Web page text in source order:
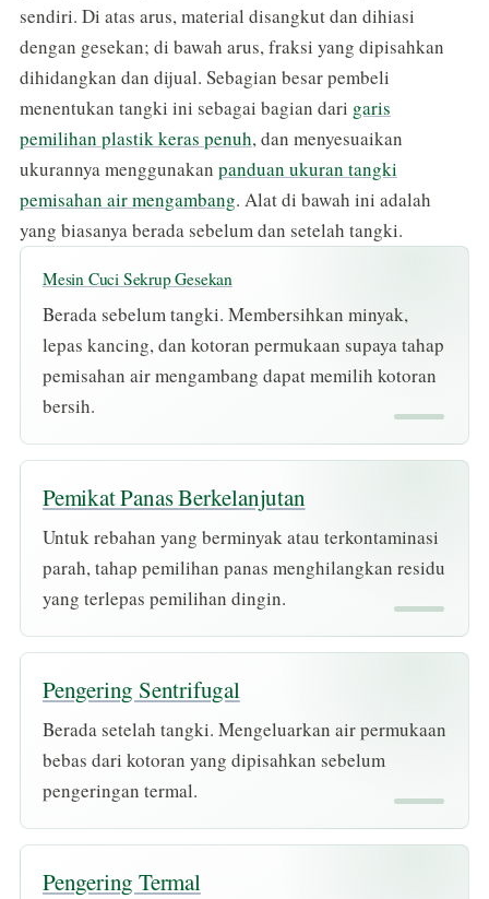
sendiri. Di atas arus, material disangkut dan dihiasi
dengan gesekan; di bawah arus, fraksi yang dipisahkan
dihidangkan dan dijual. Sebagian besar pembeli
menentukan tangki ini sebagai bagian dari garis
pemilihan plastik keras penuh, dan menyesuaikan
ukurannya menggunakan panduan ukuran tangki
pemisahan air mengambang. Alat di bawah ini adalah
yang biasanya berada sebelum dan setelah tangki.
Mesin Cuci Sekrup Gesekan
Berada sebelum tangki. Membersihkan minyak,
lepas kancing, dan kotoran permukaan supaya tahap
pemisahan air mengambang dapat memilih kotoran
bersih.
Pemikat Panas Berkelanjutan
Untuk rebahan yang berminyak atau terkontaminasi
parah, tahap pemilihan panas menghilangkan residu
yang terlepas pemilihan dingin.
Pengering Sentrifugal
Berada setelah tangki. Mengeluarkan air permukaan
bebas dari kotoran yang dipisahkan sebelum
pengeringan termal.
Pengering Termal